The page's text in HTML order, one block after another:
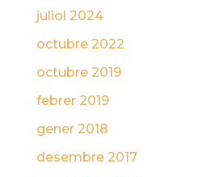
juliol 2024
octubre 2022
octubre 2019
febrer 2019
gener 2018
desembre 2017